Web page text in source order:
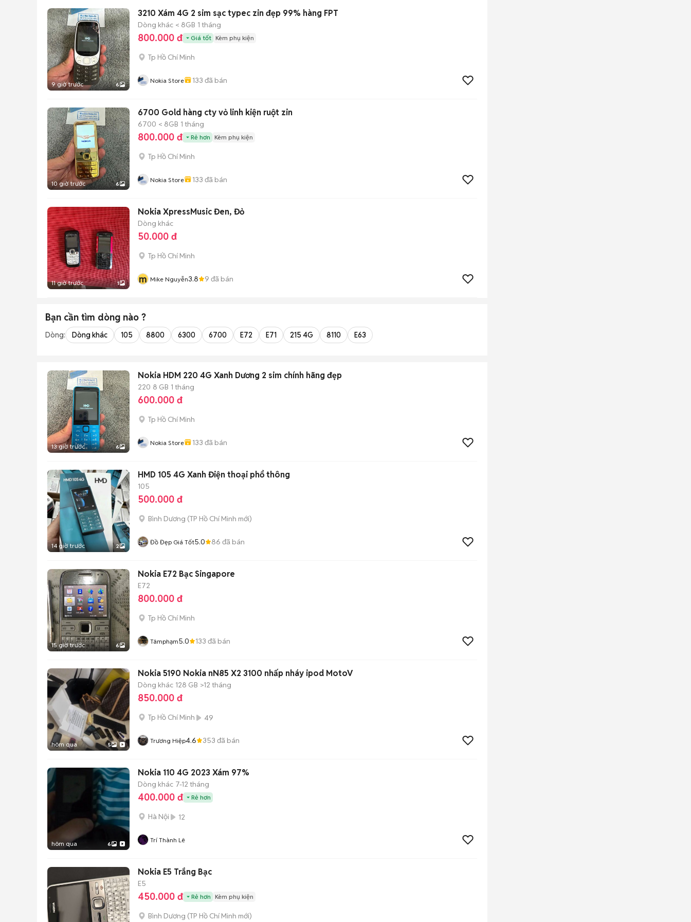
9 giờ trước 6
3210 Xám 4G 2 sim sạc typec zin đẹp 99% hàng FPT
Dòng khác < 8GB 1 tháng
800.000 đ Giá tốt Kèm phụ kiện
Tp Hồ Chí Minh
Nokia Store 133 đã bán
10 giờ trước 6
6700 Gold hàng cty vỏ linh kiện ruột zin
6700 < 8GB 1 tháng
800.000 đ Rẻ hơn Kèm phụ kiện
Tp Hồ Chí Minh
Nokia Store 133 đã bán
11 giờ trước 1
Nokia XpressMusic Đen, Đỏ
Dòng khác
50.000 đ
Tp Hồ Chí Minh
m Mike Nguyễn3.8 9 đã bán
Bạn cần tìm dòng nào ?
Dòng: Dòng khác 105 8800 6300 6700 E72 E71 215 4G 8110 E63
13 giờ trước 6
Nokia HDM 220 4G Xanh Dương 2 sim chính hãng đẹp
220 8 GB 1 tháng
600.000 đ
Tp Hồ Chí Minh
Nokia Store 133 đã bán
14 giờ trước 2
HMD 105 4G Xanh Điện thoại phổ thông
105
500.000 đ
Bình Dương (TP Hồ Chí Minh mới)
Đồ Đẹp Giá Tốt5.0 86 đã bán
15 giờ trước 6
Nokia E72 Bạc Singapore
E72
800.000 đ
Tp Hồ Chí Minh
Tâmphạm5.0 133 đã bán
hôm qua 5
Nokia 5190 Nokia nN85 X2 3100 nhấp nháy ipod MotoV
Dòng khác 128 GB >12 tháng
850.000 đ
Tp Hồ Chí Minh 49
Trương Hiệp4.6 353 đã bán
hôm qua 6
Nokia 110 4G 2023 Xám 97%
Dòng khác 7-12 tháng
400.000 đ Rẻ hơn
Hà Nội 12
Trí Thành Lê
Nokia E5 Trắng Bạc
E5
450.000 đ Rẻ hơn Kèm phụ kiện
Bình Dương (TP Hồ Chí Minh mới)